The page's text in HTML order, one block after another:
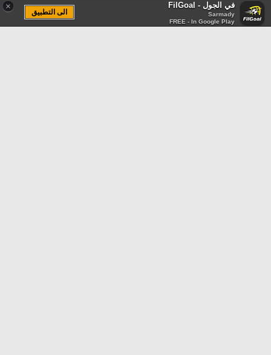
× في الجول - FilGoal
Sarmady
FREE - In Google Play
الى التطبيق